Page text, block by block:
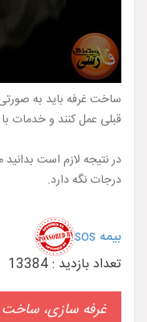
ساخت غرفه باید به
قبلی عمل کنند و خدمات با
در نتیجه لازم است
درجات نگه دارد.
بیمه sos
تعداد بازدید : 13384
غرفه سازی،